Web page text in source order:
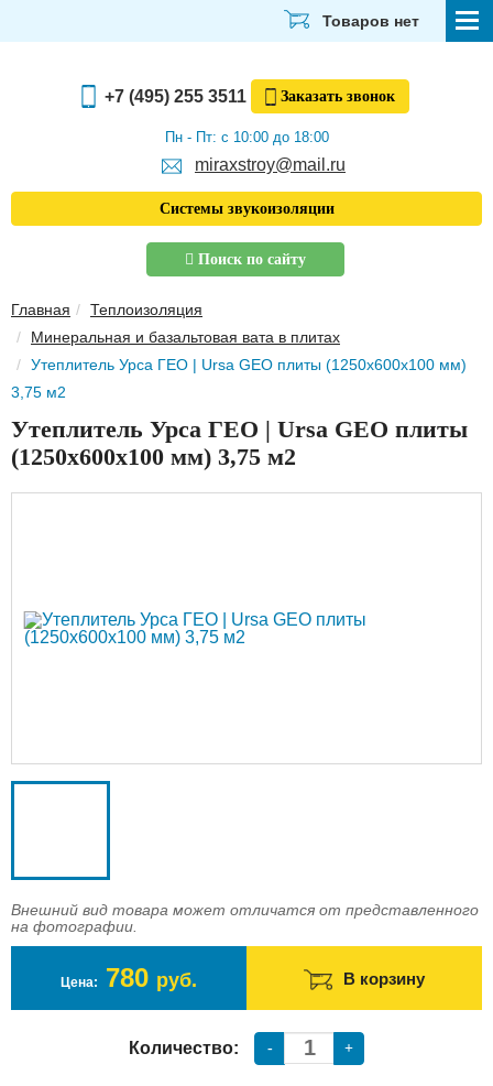
ОТДЕЛОЧНЫЕ МАТЕРИАЛЫ
ЭЛЕКТРИКА И ОСВЕЩЕНИЕ
ЗВУКОИЗОЛЯЦИЯ
ТЕПЛОИЗОЛЯЦИЯ
Скачать прайс-лист
Доставка
Войти в магазин Регистрация
Товаров нет
+7 (495) 255 3511 Заказать звонок
Пн - Пт: с 10:00 до 18:00
miraxstroy@mail.ru
Системы звукоизоляции
Поиск по сайту
Главная
Теплоизоляция
Минеральная и базальтовая вата в плитах
Утеплитель Урса ГЕО | Ursa GEO плиты (1250х600х100 мм)
3,75 м2
Утеплитель Урса ГЕО | Ursa GEO плиты
(1250х600х100 мм) 3,75 м2
Внешний вид товара может отличатся от представленного
на фотографии.
Цена: 780 руб. В корзину
Количество: - +